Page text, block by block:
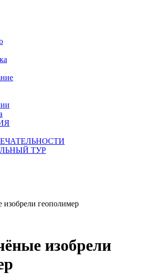
ТУР
геополимер
изобрели